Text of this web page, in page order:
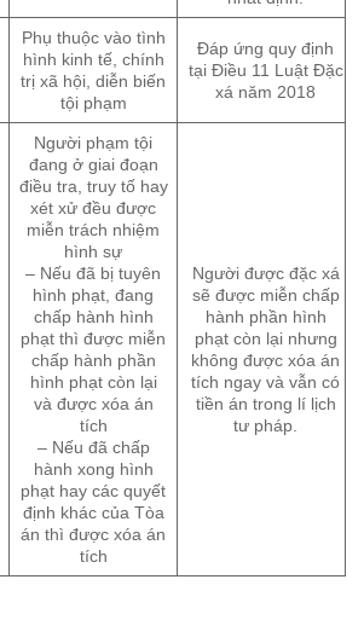
Phụ thuộc vào tình
hình kinh tế, chính
trị xã hội, diễn biến
tội phạm
Đáp ứng quy định
tại Điều 11 Luật Đặc
xá năm 2018
Người phạm tội
đang ở giai đoạn
điều tra, truy tố hay
xét xử đều được
miễn trách nhiệm
hình sự
– Nếu đã bị tuyên
hình phạt, đang
chấp hành hình
phạt thì được miễn
chấp hành phần
hình phạt còn lại
và được xóa án
tích
– Nếu đã chấp
hành xong hình
phạt hay các quyết
định khác của Tòa
án thì được xóa án
tích
Người được đặc xá
sẽ được miễn chấp
hành phần hình
phạt còn lại nhưng
không được xóa án
tích ngay và vẫn có
tiền án trong lí lịch
tư pháp.